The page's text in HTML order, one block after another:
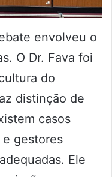
envolveu o
O Dr. Fava foi
do
distinção de
casos
gestores
Ele